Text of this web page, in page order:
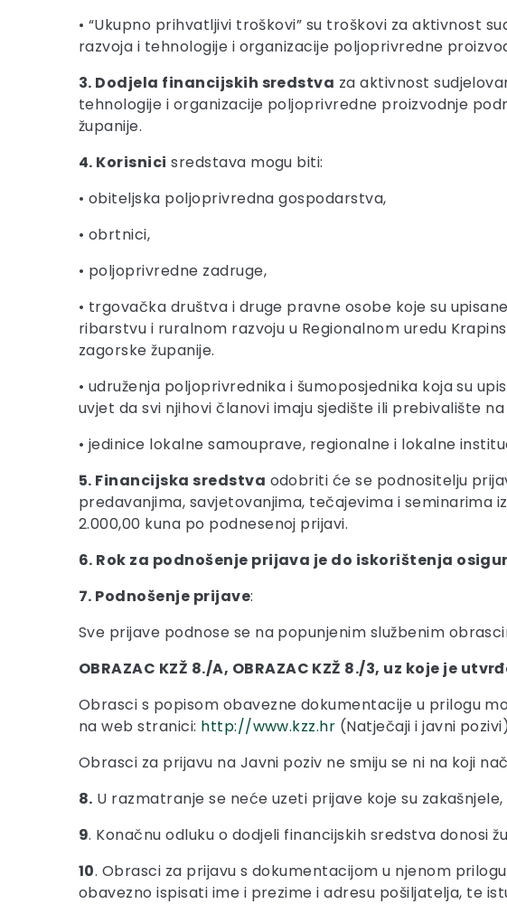
• “Ukupno prihvatljivi troškovi” su troškovi za aktivnost
razvoja i tehnologije i organizacije poljoprivredne
3. Dodjela financijskih sredstva za aktivnost
tehnologije i organizacije poljoprivredne proizvodnje
županije.
4. Korisnici sredstava mogu biti:
• obiteljska poljoprivredna gospodarstva,
• obrtnici,
• poljoprivredne zadruge,
• trgovačka društva i druge pravne osobe koje su
ribarstvu i ruralnom razvoju u Regionalnom uredu
zagorske županije.
• udruženja poljoprivrednika i šumoposjednika koja su
uvjet da svi njihovi članovi imaju sjedište ili prebivalište
• jedinice lokalne samouprave, regionalne i lokalne
5. Financijska sredstva odobriti će se podnositelju
predavanjima, savjetovanjima, tečajevima i seminarima
2.000,00 kuna po podnesenoj prijavi.
6. Rok za podnošenje prijava je do iskorištenja
7. Podnošenje prijave:
Sve prijave podnose se na popunjenim službenim
OBRAZAC KZŽ 8./A, OBRAZAC KZŽ 8./3, uz koje je
Obrasci s popisom obavezne dokumentacije u prilogu
na web stranici: http://www.kzz.hr (Natječaji i javni
Obrasci za prijavu na Javni poziv ne smiju se ni na koji
8. U razmatranje se neće uzeti prijave koje su
9. Konačnu odluku o dodjeli financijskih sredstva donosi
10. Obrasci za prijavu s dokumentacijom u njenom
obavezno ispisati ime i prezime i adresu pošiljatelja, te